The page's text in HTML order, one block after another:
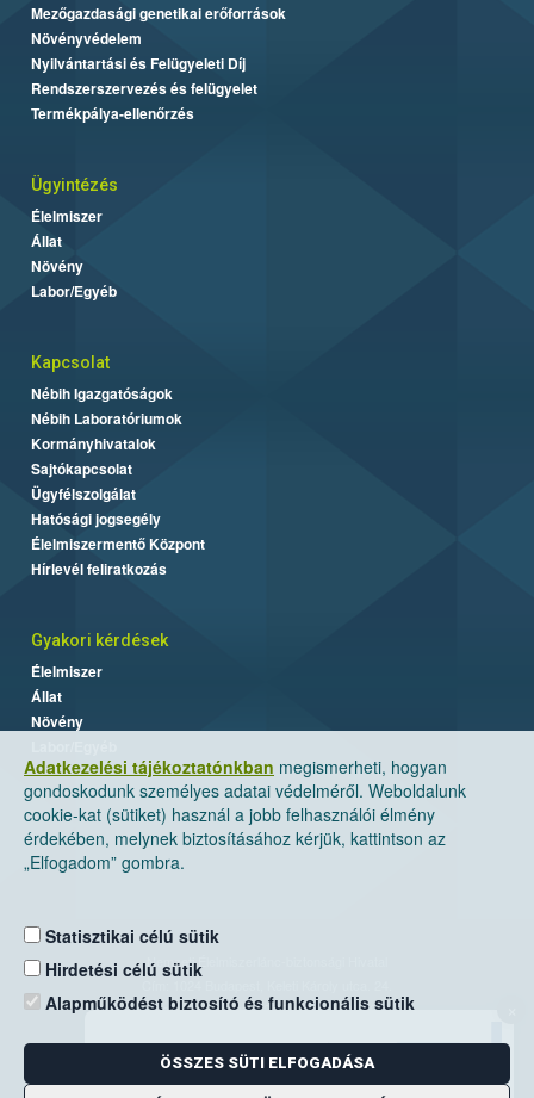
Adatkezelési tájékoztatónkban megismerheti, hogyan
gondoskodunk személyes adatai védelméről. Weboldalunk
cookie-kat (sütiket) használ a jobb felhasználói élmény
érdekében, melynek biztosításához kérjük, kattintson az
„Elfogadom” gombra.
Statisztikai célú sütik
Hirdetési célú sütik
Alapműködést biztosító és funkcionális sütik
ÖSSZES SÜTI ELFOGADÁSA
Mezőgazdasági genetikai erőforrások
Növényvédelem
Nyilvántartási és Felügyeleti Díj
Rendszerszervezés és felügyelet
Termékpálya-ellenőrzés
Ügyintézés
Élelmiszer
Állat
Növény
Labor/Egyéb
Kapcsolat
Nébih Igazgatóságok
Nébih Laboratóriumok
Kormányhivatalok
Sajtókapcsolat
Ügyfélszolgálat
Hatósági jogsegély
Élelmiszermentő Központ
Hírlevél feliratkozás
Gyakori kérdések
Élelmiszer
Állat
Növény
Nemzeti Élelmiszerlánc-biztonsági Hivatal
Levelezési cím: 1525 Budapest. Pf. 30.
E-mail:ugyfelszolgalat@nebih.gov.hu